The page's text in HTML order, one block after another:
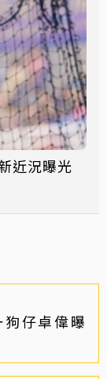
河智媛最新近況曝光
仔卓偉曝